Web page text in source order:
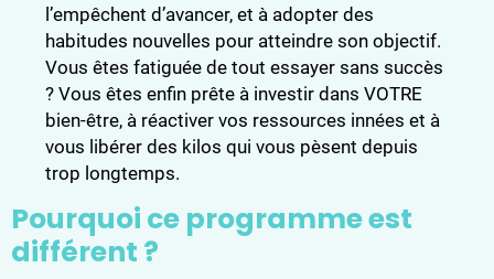
l’empêchent d’avancer, et à adopter des
habitudes nouvelles pour atteindre son objectif.
Vous êtes fatiguée de tout essayer sans succès
? Vous êtes enfin prête à investir dans VOTRE
bien-être, à réactiver vos ressources innées et à
vous libérer des kilos qui vous pèsent depuis
trop longtemps.
Pourquoi ce programme est
différent ?